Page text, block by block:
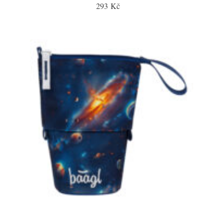
293 Kč